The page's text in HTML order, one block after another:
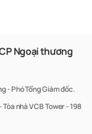
phố
Ngoại thương
- Phó Tổng Giám đốc.
nhà VCB Tower - 198